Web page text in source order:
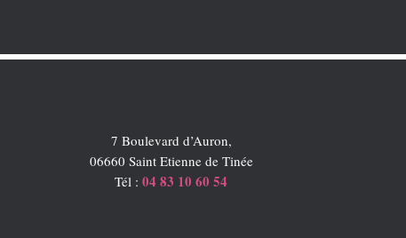
7 Boulevard d’Auron,
06660 Saint Etienne de Tinée
Tél :04 83 10 60 54